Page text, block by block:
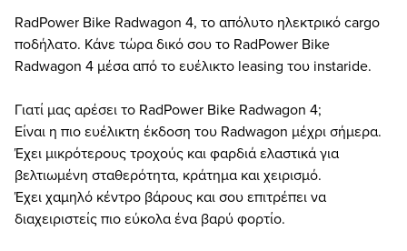
RadPower Bike Radwagon 4, το απόλυτο ηλεκτρικό cargo
ποδήλατο. Κάνε τώρα δικό σου το RadPower Bike
Radwagon 4 μέσα από το ευέλικτο leasing του instaride.
Γιατί μας αρέσει το RadPower Bike Radwagon 4;
Είναι η πιο ευέλικτη έκδοση του Radwagon μέχρι σήμερα.
Έχει μικρότερους τροχούς και φαρδιά ελαστικά για
βελτιωμένη σταθερότητα, κράτημα και χειρισμό.
Έχει χαμηλό κέντρο βάρους και σου επιτρέπει να
διαχειριστείς πιο εύκολα ένα βαρύ φορτίο.